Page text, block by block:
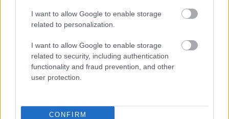
I want to allow Google to enable storage
related to personalization.
I want to allow Google to enable storage
related to security, including authentication
functionality and fraud prevention, and other
user protection.
CONFIRM
με ταυτόχρονη μετάφραση στα ελληνικά.
Θα υπάρχει ταυτόχρονη διερμηνεία στην